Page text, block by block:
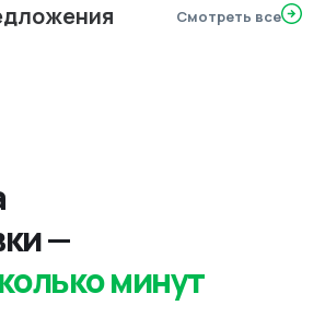
Смотреть все
—
минут